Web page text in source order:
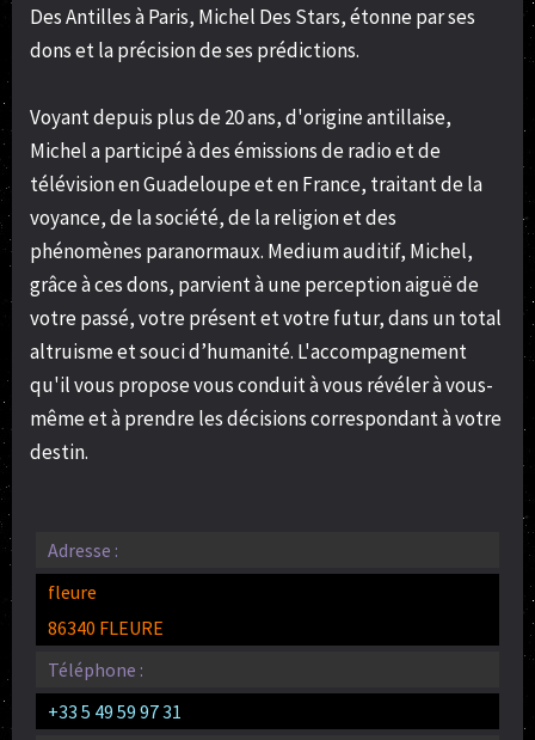
Des Antilles à Paris, Michel Des Stars, étonne par ses
dons et la précision de ses prédictions.
Voyant depuis plus de 20 ans, d'origine antillaise,
Michel a participé à des émissions de radio et de
télévision en Guadeloupe et en France, traitant de la
voyance, de la société, de la religion et des
phénomènes paranormaux. Medium auditif, Michel,
grâce à ces dons, parvient à une perception aiguë de
votre passé, votre présent et votre futur, dans un total
altruisme et souci d’humanité. L'accompagnement
qu'il vous propose vous conduit à vous révéler à vous-
même et à prendre les décisions correspondant à votre
destin.
Adresse :
fleure
86340 FLEURE
Téléphone :
+33 5 49 59 97 31